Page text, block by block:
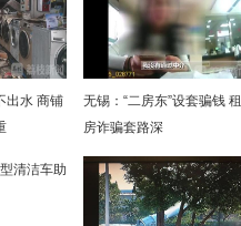
出水 商铺
无锡：“二房东”设套骗钱 租
房诈骗套路深
清洁车助